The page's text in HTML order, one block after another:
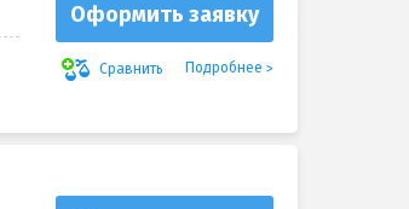
Оформить заявку
Сравнить Подробнее